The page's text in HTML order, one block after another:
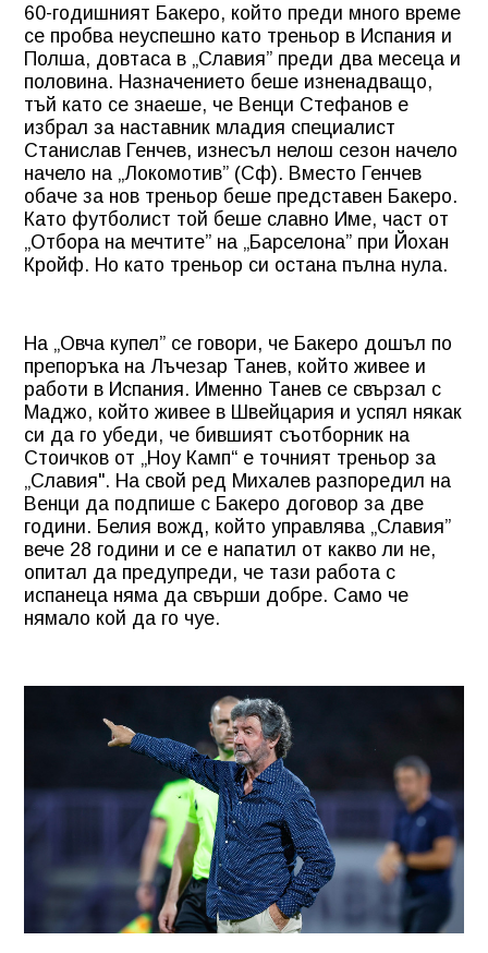
60-годишният Бакеро, който преди много време
се пробва неуспешно като треньор в Испания и
Полша, довтаса в „Славия” преди два месеца и
половина. Назначението беше изненадващо,
тъй като се знаеше, че Венци Стефанов е
избрал за наставник младия специалист
Станислав Генчев, изнесъл нелош сезон начело
начело на „Локомотив” (Сф). Вместо Генчев
обаче за нов треньор беше представен Бакеро.
Като футболист той беше славно Име, част от
„Отбора на мечтите” на „Барселона” при Йохан
Кройф. Но като треньор си остана пълна нула.
На „Овча купел” се говори, че Бакеро дошъл по
препоръка на Лъчезар Танев, който живее и
работи в Испания. Именно Танев се свързал с
Маджо, който живее в Швейцария и успял някак
си да го убеди, че бившият съотборник на
Стоичков от „Ноу Камп“ е точният треньор за
„Славия". На свой ред Михалев разпоредил на
Венци да подпише с Бакеро договор за две
години. Белия вожд, който управлява „Славия”
вече 28 години и се е напатил от какво ли не,
опитал да предупреди, че тази работа с
испанеца няма да свърши добре. Само че
нямало кой да го чуе.